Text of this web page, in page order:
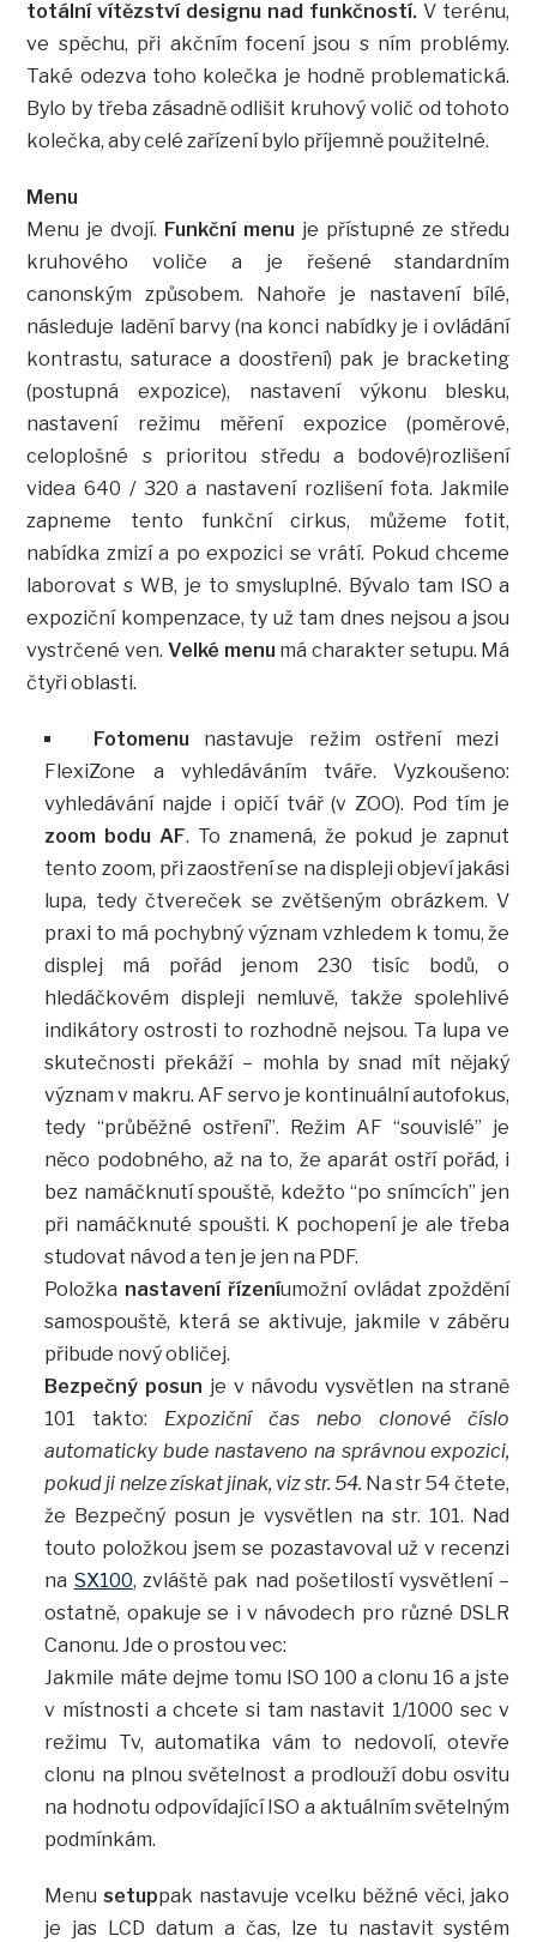
totální vítězství designu nad funkčností. V terénu,
ve spěchu, při akčním focení jsou s ním problémy.
Také odezva toho kolečka je hodně problematická.
Bylo by třeba zásadně odlišit kruhový volič od tohoto
kolečka, aby celé zařízení bylo příjemně použitelné.
Menu
Menu je dvojí. Funkční menu je přístupné ze středu
kruhového voliče a je řešené standardním
canonským způsobem. Nahoře je nastavení bílé,
následuje ladění barvy (na konci nabídky je i ovládání
kontrastu, saturace a doostření) pak je bracketing
(postupná expozice), nastavení výkonu blesku,
nastavení režimu měření expozice (poměrové,
celoplošné s prioritou středu a bodové)rozlišení
videa 640 / 320 a nastavení rozlišení fota. Jakmile
zapneme tento funkční cirkus, můžeme fotit,
nabídka zmizí a po expozici se vrátí. Pokud chceme
laborovat s WB, je to smysluplné. Bývalo tam ISO a
expoziční kompenzace, ty už tam dnes nejsou a jsou
vystrčené ven. Velké menu má charakter setupu. Má
čtyři oblasti.
Fotomenunastavuje režim ostření mezi
FlexiZone a vyhledáváním tváře. Vyzkoušeno:
vyhledávání najde i opičí tvář (v ZOO). Pod tím je
zoom bodu AF. To znamená, že pokud je zapnut
tento zoom, při zaostření se na displeji objeví jakási
lupa, tedy čtvereček se zvětšeným obrázkem. V
praxi to má pochybný význam vzhledem k tomu, že
displej má pořád jenom 230 tisíc bodů, o
hledáčkovém displeji nemluvě, takže spolehlivé
indikátory ostrosti to rozhodně nejsou. Ta lupa ve
skutečnosti překáží – mohla by snad mít nějaký
význam v makru. AF servo je kontinuální autofokus,
tedy “průběžné ostření”. Režim AF “souvislé” je
něco podobného, až na to, že aparát ostří pořád, i
bez namáčknutí spouště, kdežto “po snímcích” jen
při namáčknuté spoušti. K pochopení je ale třeba
studovat návod a ten je jen na PDF.
Položka nastavení řízeníumožní ovládat zpoždění
samospouště, která se aktivuje, jakmile v záběru
přibude nový obličej.
Bezpečný posun je v návodu vysvětlen na straně
101 takto: Expoziční čas nebo clonové číslo
automaticky bude nastaveno na správnou expozici,
pokud ji nelze získat jinak, viz str. 54. Na str 54 čtete,
že Bezpečný posun je vysvětlen na str. 101. Nad
touto položkou jsem se pozastavoval už v recenzi
na SX100, zvláště pak nad pošetilostí vysvětlení –
ostatně, opakuje se i v návodech pro různé DSLR
Canonu. Jde o prostou vec:
Jakmile máte dejme tomu ISO 100 a clonu 16 a jste
v místnosti a chcete si tam nastavit 1/1000 sec v
režimu Tv, automatika vám to nedovolí, otevře
clonu na plnou světelnost a prodlouží dobu osvitu
na hodnotu odpovídající ISO a aktuálním světelným
podmínkám.
Menusetuppak nastavuje vcelku běžné věci, jako
je jas LCD datum a čas, lze tu nastavit systém